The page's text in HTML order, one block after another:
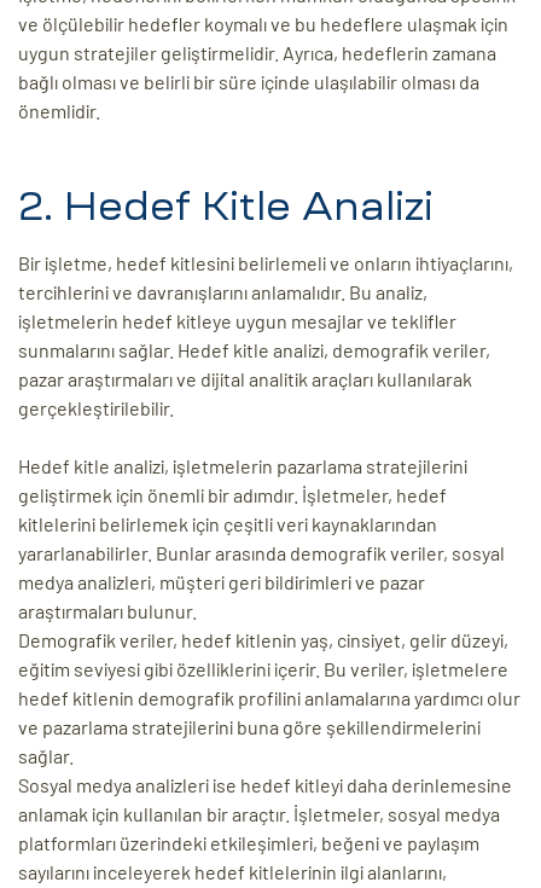
ve ölçülebilir hedefler koymalı ve bu hedeflere ulaşmak için
uygun stratejiler geliştirmelidir. Ayrıca, hedeflerin zamana
bağlı olması ve belirli bir süre içinde ulaşılabilir olması da
önemlidir.
2. Hedef Kitle Analizi
Bir işletme, hedef kitlesini belirlemeli ve onların ihtiyaçlarını,
tercihlerini ve davranışlarını anlamalıdır. Bu analiz,
işletmelerin hedef kitleye uygun mesajlar ve teklifler
sunmalarını sağlar. Hedef kitle analizi, demografik veriler,
pazar araştırmaları ve dijital analitik araçları kullanılarak
gerçekleştirilebilir.
Hedef kitle analizi, işletmelerin pazarlama stratejilerini
geliştirmek için önemli bir adımdır. İşletmeler, hedef
kitlelerini belirlemek için çeşitli veri kaynaklarından
yararlanabilirler. Bunlar arasında demografik veriler, sosyal
medya analizleri, müşteri geri bildirimleri ve pazar
araştırmaları bulunur.
Demografik veriler, hedef kitlenin yaş, cinsiyet, gelir düzeyi,
eğitim seviyesi gibi özelliklerini içerir. Bu veriler, işletmelere
hedef kitlenin demografik profilini anlamalarına yardımcı olur
ve pazarlama stratejilerini buna göre şekillendirmelerini
sağlar.
Sosyal medya analizleri ise hedef kitleyi daha derinlemesine
anlamak için kullanılan bir araçtır. İşletmeler, sosyal medya
platformları üzerindeki etkileşimleri, beğeni ve paylaşım
sayılarını inceleyerek hedef kitlelerinin ilgi alanlarını,